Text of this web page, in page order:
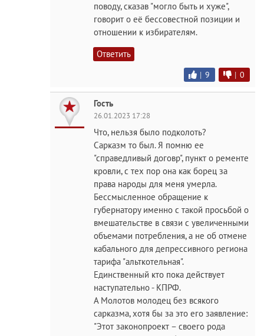
поводу, сказав "могло быть и хуже",
говорит о её бессовестной позиции и
отношении к избирателям.
Ответить
| 9 | 0
Гость
26.01.2023 17:28
Что, нельзя было подколоть?
Сарказм то был. Я помню ее
"справедливый договр", пункт о ременте
кровли, с тех пор она как борец за
права народы для меня умерла.
Бессмысленное обращение к
губернатору именно с такой просьбой о
вмешательстве в связи с увеличенными
объемами потребления, а не об отмене
кабального для депрессивного региона
тарифа "альткотельная".
Единственный кто пока действует
наступательно - КПРФ.
А Молотов молодец без всякого
сарказма, хотя бы за это его заявление:
"Этот законопроект – своего рода